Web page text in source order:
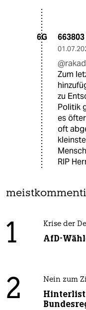
6G
Zum
zu
Politik
es
oft
RIP
1 Krise der
AfD-
2 Nein zum